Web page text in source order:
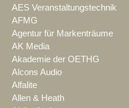
AES Veranstaltungstechnik
AFMG
Agentur für Markenträume
AK Media
Akademie der OETHG
Alcons Audio
Alfalite
Allen & Heath